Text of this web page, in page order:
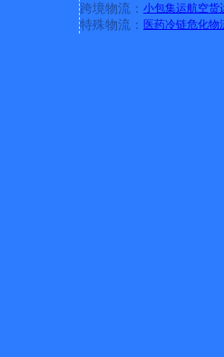
跨境物流： 小包集运航空货
特殊物流： 医药冷链危化物
黄
新
县
和